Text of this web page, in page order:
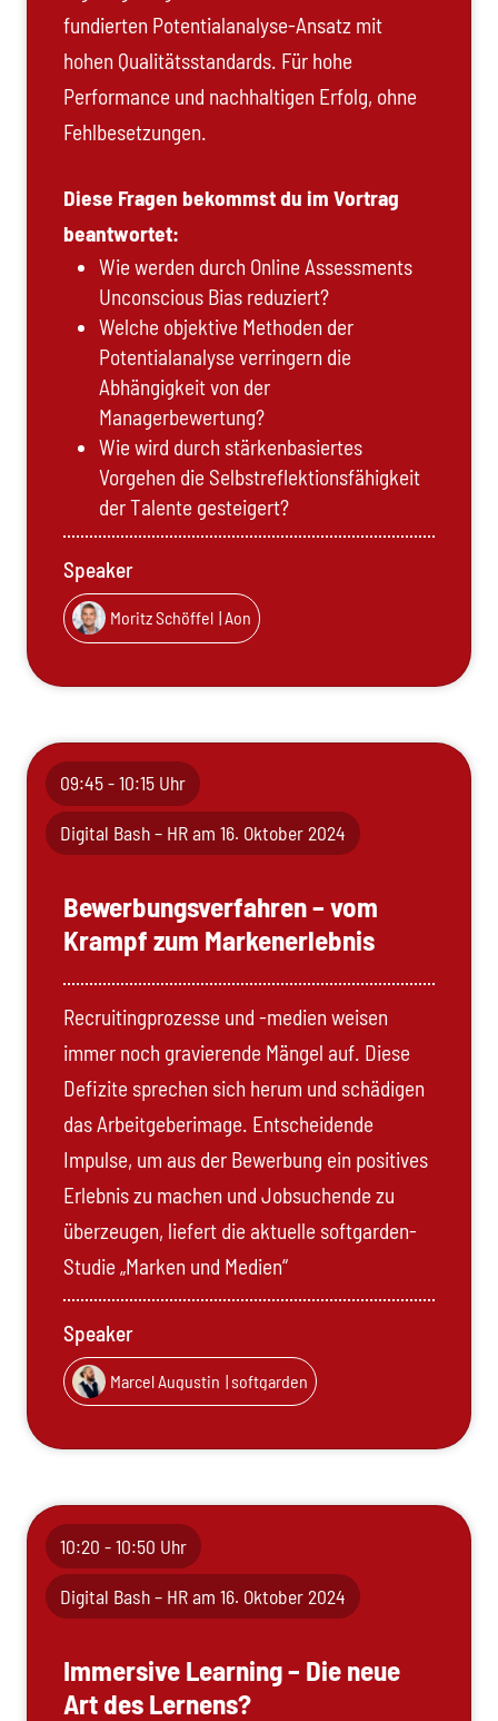
fundierten Potentialanalyse-Ansatz mit
hohen Qualitätsstandards. Für hohe
Performance und nachhaltigen Erfolg, ohne
Fehlbesetzungen.
Diese Fragen bekommst du im Vortrag
beantwortet:
Wie werden durch Online Assessments
Unconscious Bias reduziert?
Welche objektive Methoden der
Potentialanalyse verringern die
Abhängigkeit von der
Managerbewertung?
Wie wird durch stärkenbasiertes
Vorgehen die Selbstreflektionsfähigkeit
der Talente gesteigert?
Speaker
Moritz Schöffel | Aon
09:45 - 10:15 Uhr
Digital Bash – HR am 16. Oktober 2024
Bewerbungsverfahren – vom
Krampf zum Markenerlebnis
Recruitingprozesse und -medien weisen
immer noch gravierende Mängel auf. Diese
Defizite sprechen sich herum und schädigen
das Arbeitgeberimage. Entscheidende
Impulse, um aus der Bewerbung ein positives
Erlebnis zu machen und Jobsuchende zu
überzeugen, liefert die aktuelle softgarden-
Studie „Marken und Medien“
Speaker
Marcel Augustin | softgarden
10:20 - 10:50 Uhr
Digital Bash – HR am 16. Oktober 2024
Immersive Learning – Die neue
Art des Lernens?